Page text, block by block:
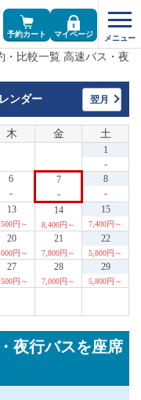
予約カート マイページ
比較一覧 高速バス・夜
ンダー 翌月
木 金 土
1
-
6
-
7
-
8
-
13
円～
14
8,400円～
15
7,400円～
20
円～
21
7,800円～
22
5,800円～
27
円～
28
7,000円～
29
5,800円～
夜行バスを座席